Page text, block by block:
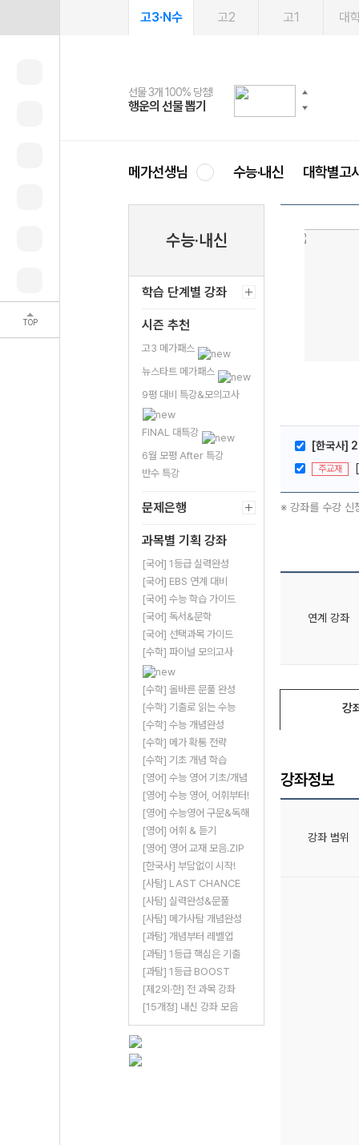
TOP
고3·N수 고2 고1 대
선물 3개 100% 당첨!
행운의 선물 뽑기
선물 100% 증정!
메가스터디 X 올리브
여름방학 스터디 캐시백
메가런 썸머스쿨
2027 러셀 단과
강사 공개선발
스마트러닝앱
설문 EVENT
메가패스
3일 무료 체험권
메가패스 수강생 무료혜택!
메가클럽 멤버십
사회공헌 캠페인
희망이룸 메가나눔
메가선생님 수능·내신 대학별고
수능·내신
학습 단계별 강좌
시즌 추천
고3 메가패스
뉴스타트 메가패스
9평 대비 특강&모의고사
FINAL 대특강
6월 모평 After 특강
반수 특강
문제은행
과목별 기획 강좌
[국어] 1등급 실력완성
[국어] EBS 연계 대비
[국어] 수능 학습 가이드
[국어] 독서&문학
[국어] 선택과목 가이드
[수학] 파이널 모의고사
[수학] 올바른 문풀 완성
[수학] 기출로 읽는 수능
[수학] 수능 개념완성
[수학] 메가 확통 전략
[수학] 기초 개념 학습
[영어] 수능 영어 기초/개념
[영어] 수능 영어, 어휘부터!
[영어] 수능영어 구문&독해
[영어] 어휘 & 듣기
[영어] 영어 교재 모음.ZIP
[한국사] 부담없이 시작!
[사탐] LAST CHANCE
[사탐] 실력완성&문풀
[사탐] 메가사탐 개념완성
[과탐] 개념부터 레벨업
[과탐] 1등급 핵심은 기출
[과탐] 1등급 BOOST
[제2외·한] 전 과목 강좌
[15개정] 내신 강좌 모음
[한국사]
주교재
※ 강좌를 수강 신
연계 강좌
강
강좌정보
강좌 범위